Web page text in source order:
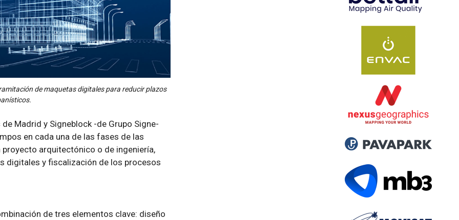
de maquetas digitales para reducir plazos
Madrid y Signeblock -de Grupo Signe-
en cada una de las fases de las
arquitectónico o de ingeniería,
digitales y fiscalización de los procesos
de tres elementos clave: diseño